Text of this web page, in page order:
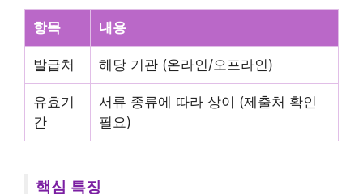
항목 내용
발급처 해당 기관 (온라인/오프라인)
유효기
간
서류 종류에 따라 상이 (제출처 확인
필요)
핵심 특징